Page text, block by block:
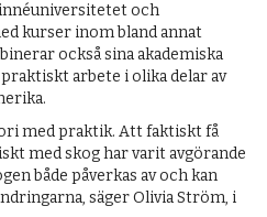
och
kurser inom bland annat
också sina akademiska
arbete i olika delar av
med praktik. Att faktiskt få
med skog har varit avgörande
både påverkas av och kan
säger Olivia Ström, i